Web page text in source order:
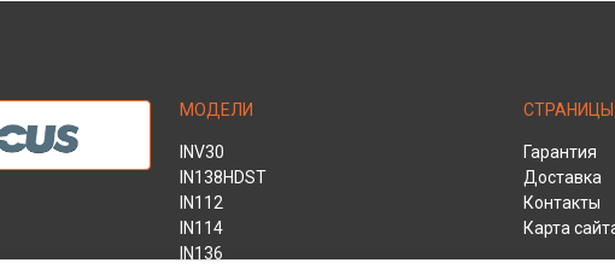
МОДЕЛИ
INV30
IN138HDST
IN112
IN114
IN136
СТРАНИЦЫ
Гарантия
Доставка
Контакты
Карта